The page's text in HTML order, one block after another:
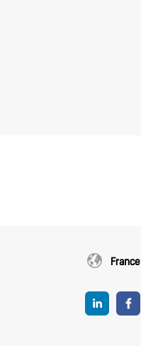
France